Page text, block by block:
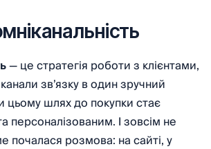
— це стратегія роботи з клієнтами,
зв’язку в один зручний
цьому шлях до покупки стає
персоналізованим. І зовсім не
почалася розмова: на сайті, у